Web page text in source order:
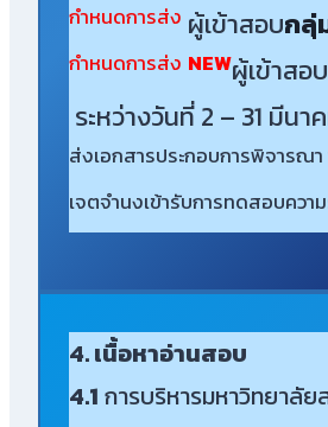
กำหนดการส่ง ผู้เข้าสอบกลุ่
กำหนดการส่ง NEWผู้เข้าสอบ
ระหว่างวันที่ 2 – 31 มีนา
ส่งเอกสารประกอบการพิจารณ
เจตจำนงเข้ารับการทดสอบควา
4. เนื้อหาอ่านสอบ
4.1 การบริหารมหาวิทยาลั